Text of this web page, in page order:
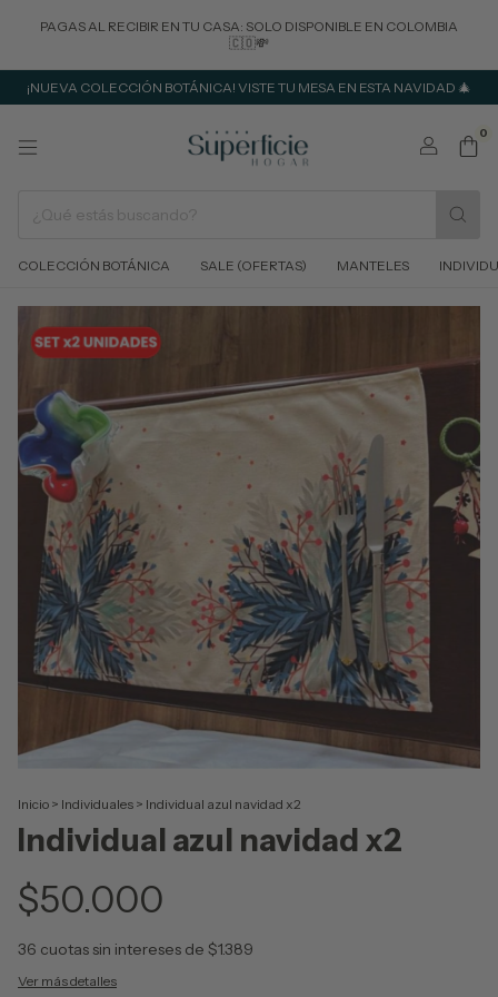
PAGAS AL RECIBIR EN TU CASA: SOLO DISPONIBLE EN COLOMBIA
🇨🇴💸
¡NUEVA COLECCIÓN BOTÁNICA! VISTE TU MESA EN ESTA NAVIDAD 🎄
0
COLECCIÓN BOTÁNICA SALE (OFERTAS) MANTELES
Inicio > Individuales > Individual azul navidad x2
Individual azul navidad x2
$50.000
36 cuotas sin intereses de $1.389
Ver más detalles